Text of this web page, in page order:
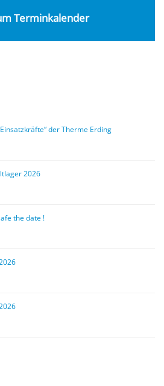
Terminkalender
der Therme Erding
2026
the date !